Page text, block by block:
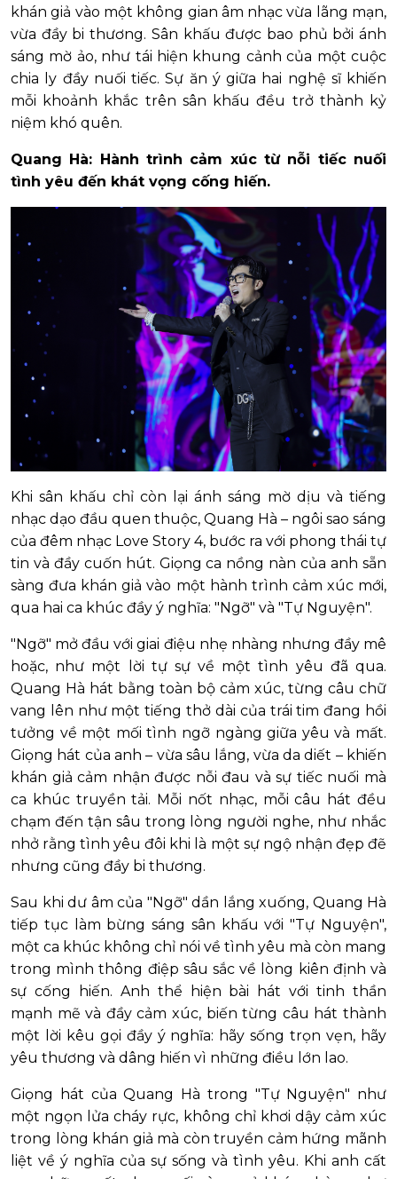
khán giả vào một không gian âm nhạc vừa lãng mạn,
vừa đầy bi thương. Sân khấu được bao phủ bởi ánh
sáng mờ ảo, như tái hiện khung cảnh của một cuộc
chia ly đầy nuối tiếc. Sự ăn ý giữa hai nghệ sĩ khiến
mỗi khoảnh khắc trên sân khấu đều trở thành kỷ
niệm khó quên.
Quang Hà: Hành trình cảm xúc từ nỗi tiếc nuối
tình yêu đến khát vọng cống hiến.
Khi sân khấu chỉ còn lại ánh sáng mờ dịu và tiếng
nhạc dạo đầu quen thuộc, Quang Hà – ngôi sao sáng
của đêm nhạc Love Story 4, bước ra với phong thái tự
tin và đầy cuốn hút. Giọng ca nồng nàn của anh sẵn
sàng đưa khán giả vào một hành trình cảm xúc mới,
qua hai ca khúc đầy ý nghĩa: "Ngỡ" và "Tự Nguyện".
"Ngỡ" mở đầu với giai điệu nhẹ nhàng nhưng đầy mê
hoặc, như một lời tự sự về một tình yêu đã qua.
Quang Hà hát bằng toàn bộ cảm xúc, từng câu chữ
vang lên như một tiếng thở dài của trái tim đang hồi
tưởng về một mối tình ngỡ ngàng giữa yêu và mất.
Giọng hát của anh – vừa sâu lắng, vừa da diết – khiến
khán giả cảm nhận được nỗi đau và sự tiếc nuối mà
ca khúc truyền tải. Mỗi nốt nhạc, mỗi câu hát đều
chạm đến tận sâu trong lòng người nghe, như nhắc
nhở rằng tình yêu đôi khi là một sự ngộ nhận đẹp đẽ
nhưng cũng đầy bi thương.
Sau khi dư âm của "Ngỡ" dần lắng xuống, Quang Hà
tiếp tục làm bừng sáng sân khấu với "Tự Nguyện",
một ca khúc không chỉ nói về tình yêu mà còn mang
trong mình thông điệp sâu sắc về lòng kiên định và
sự cống hiến. Anh thể hiện bài hát với tinh thần
mạnh mẽ và đầy cảm xúc, biến từng câu hát thành
một lời kêu gọi đầy ý nghĩa: hãy sống trọn vẹn, hãy
yêu thương và dâng hiến vì những điều lớn lao.
Giọng hát của Quang Hà trong "Tự Nguyện" như
một ngọn lửa cháy rực, không chỉ khơi dậy cảm xúc
trong lòng khán giả mà còn truyền cảm hứng mãnh
liệt về ý nghĩa của sự sống và tình yêu. Khi anh cất